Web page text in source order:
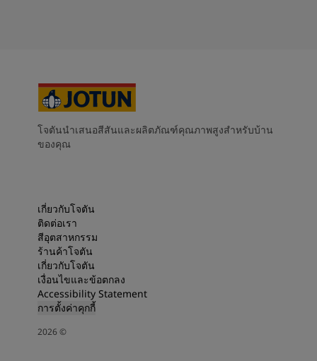
โจตันนำเสนอสีสันและผลิตภัณฑ์คุณภาพสูงสำหรับบ้าน
ของคุณ
เกี่ยวกับโจตัน
ติดต่อเรา
สีอุตสาหกรรม
ร้านค้าโจตัน
เกี่ยวกับโจตัน
เงื่อนไขและข้อตกลง
Accessibility Statement
การตั้งค่าคุกกี้
2026©